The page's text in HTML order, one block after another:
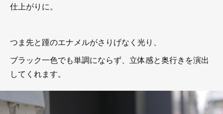
仕上がりに。
つま先と踵のエナメルがさりげなく光り、
ブラック一色でも単調にならず、立体感と奥行きを演出
してくれます。